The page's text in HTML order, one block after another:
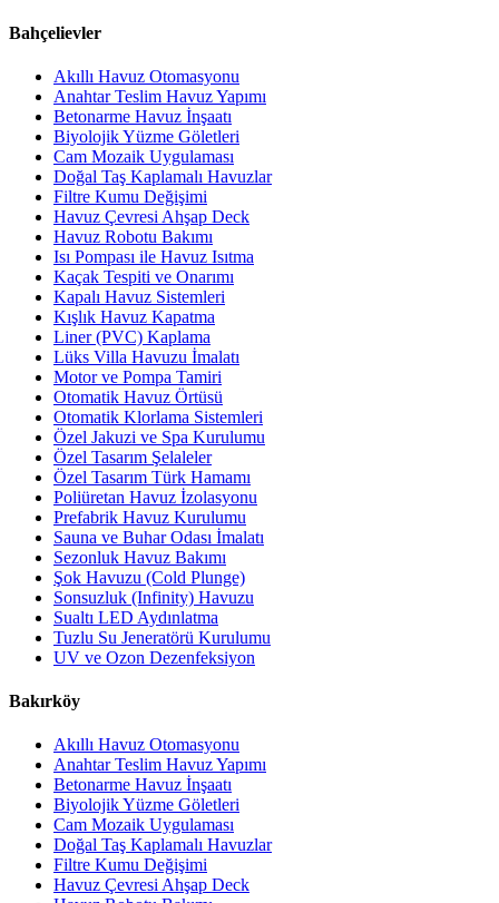
Bahçelievler
Akıllı Havuz Otomasyonu
Anahtar Teslim Havuz Yapımı
Betonarme Havuz İnşaatı
Biyolojik Yüzme Göletleri
Cam Mozaik Uygulaması
Doğal Taş Kaplamalı Havuzlar
Filtre Kumu Değişimi
Havuz Çevresi Ahşap Deck
Havuz Robotu Bakımı
Isı Pompası ile Havuz Isıtma
Kaçak Tespiti ve Onarımı
Kapalı Havuz Sistemleri
Kışlık Havuz Kapatma
Liner (PVC) Kaplama
Lüks Villa Havuzu İmalatı
Motor ve Pompa Tamiri
Otomatik Havuz Örtüsü
Otomatik Klorlama Sistemleri
Özel Jakuzi ve Spa Kurulumu
Özel Tasarım Şelaleler
Özel Tasarım Türk Hamamı
Poliüretan Havuz İzolasyonu
Prefabrik Havuz Kurulumu
Sauna ve Buhar Odası İmalatı
Sezonluk Havuz Bakımı
Şok Havuzu (Cold Plunge)
Sonsuzluk (Infinity) Havuzu
Sualtı LED Aydınlatma
Tuzlu Su Jeneratörü Kurulumu
UV ve Ozon Dezenfeksiyon
Bakırköy
Akıllı Havuz Otomasyonu
Anahtar Teslim Havuz Yapımı
Betonarme Havuz İnşaatı
Biyolojik Yüzme Göletleri
Cam Mozaik Uygulaması
Doğal Taş Kaplamalı Havuzlar
Filtre Kumu Değişimi
Havuz Çevresi Ahşap Deck